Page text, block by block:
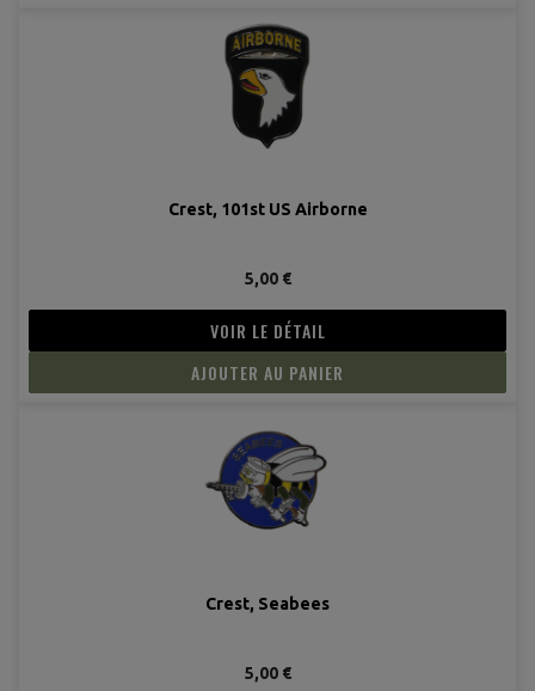
Crest, 101st US Airborne
5,00 €
VOIR LE DÉTAIL
AJOUTER AU PANIER
Crest, Seabees
5,00 €